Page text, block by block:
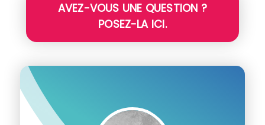
AVEZ-VOUS UNE QUESTION ?
POSEZ-LA ICI.